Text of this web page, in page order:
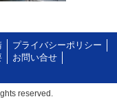
プライバシーポリシー
お問い合せ
reserved.